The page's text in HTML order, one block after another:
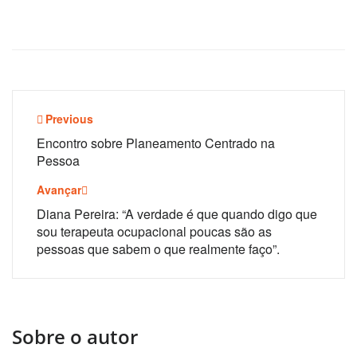
Navegação
de
artigos
Previous
Encontro sobre Planeamento Centrado na
Pessoa
Avançar
Diana Pereira: “A verdade é que quando digo que
sou terapeuta ocupacional poucas são as
pessoas que sabem o que realmente faço”.
Sobre o autor